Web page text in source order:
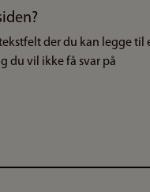
der du kan legge til
du vil ikke få svar på